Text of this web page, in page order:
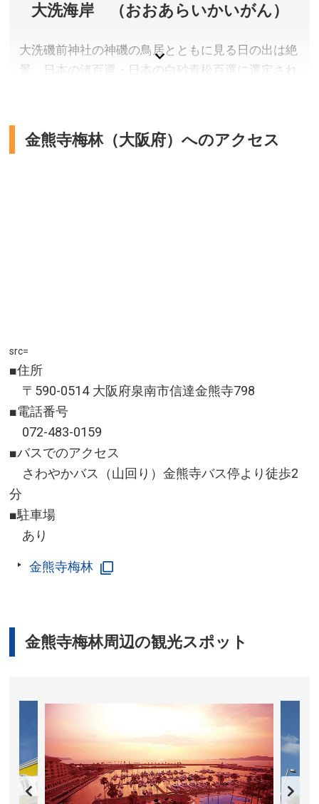
お問い合わせ／029-267-5151
大洗海岸 （おおあらいかいがん）
大洗磯前神社の神磯の鳥居とともに見る日の出は絶
景。日本の渚百選・日本の白砂青松百選に選定され
茨城県東茨城郡大洗町
金熊寺梅林（大阪府）へのアクセス
src=
■住所
〒590-0514 大阪府泉南市信達金熊寺798
■電話番号
072-483-0159
■バスでのアクセス
さわやかバス（山回り）金熊寺バス停より徒歩2
分
■駐車場
あり
金熊寺梅林
金熊寺梅林周辺の観光スポット